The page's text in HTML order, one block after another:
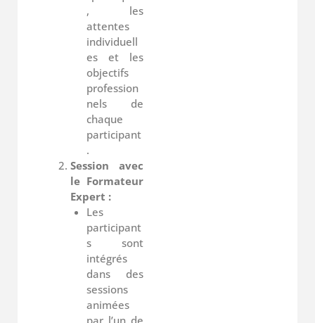
, les
attentes
individuell
es et les
objectifs
profession
nels de
chaque
participant
.
Session avec
le Formateur
Expert :
Les
participant
s sont
intégrés
dans des
sessions
animées
par l’un de